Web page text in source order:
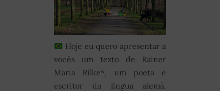
Hoje eu quero apresentar a
vocês um texto de Rainer
Maria Rilke*, um poeta e
escritor da língua alemã.